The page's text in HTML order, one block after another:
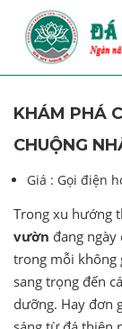
KHÁM PHÁ
CHUỘNG
Giá : Gọi điện
Trong xu hướng
vườn đang
trong mỗi không
sang trọng đến
dưỡng. Hay đơn